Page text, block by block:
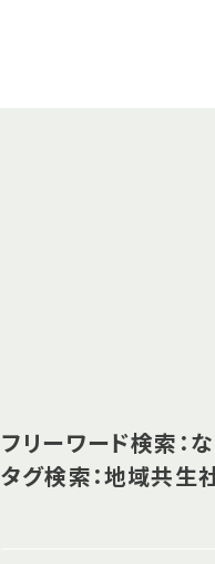
フリーワード検索：
タグ検索：地域共生